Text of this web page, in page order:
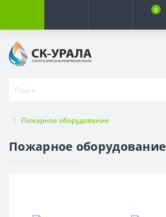
0
Пожарное оборудование
Пожарное оборудование